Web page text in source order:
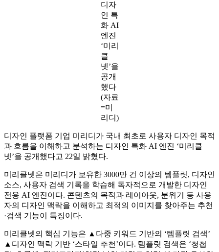
디자
인 특
화 AI
엔진
‘미리
클
넷’을
공개
했다
(자료
=미
리디)
디자인 플랫폼 기업 미리디가 국내 최초로 사용자 디자인 목적
과 흐름을 이해하고 분석하는 디자인 특화 AI 엔진 ‘미리클
넷’을 공개했다고 22일 밝혔다.
미리클넷은 미리디가 보유한 3000만 건 이상의 템플릿, 디자인
소스, 사용자 검색 기록을 학습해 독자적으로 개발한 디자인
전용 AI 엔진이다. 콘텐츠의 목적과 레이아웃, 분위기 등 사용
자의 디자인 맥락을 이해하고 최적의 이미지를 찾아주는 추천
·검색 기능이 특징이다.
미리클넷의 핵심 기능은 ▲다중 키워드 기반의 ‘템플릿 검색’
▲디자인 맥락 기반 ‘스타일 추천’이다. 템플릿 검색은 ‘청첩